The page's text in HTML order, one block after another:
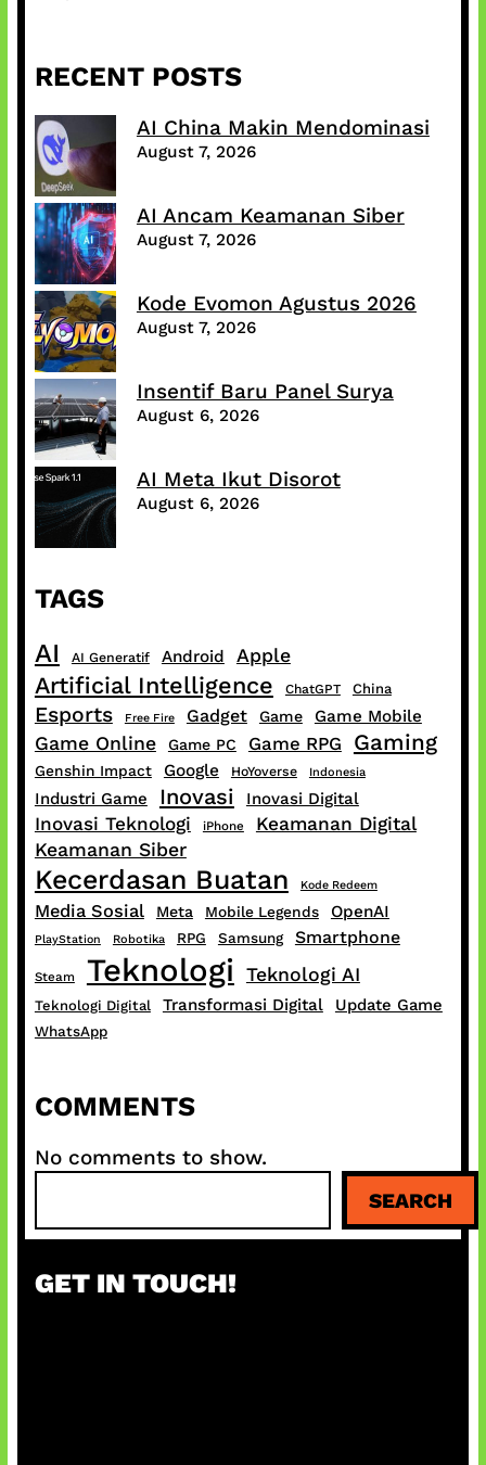
RECENT POSTS
AI China Makin Mendominasi
August 7, 2026
AI Ancam Keamanan Siber
August 7, 2026
Kode Evomon Agustus 2026
August 7, 2026
Insentif Baru Panel Surya
August 6, 2026
AI Meta Ikut Disorot
August 6, 2026
TAGS
AI AI Generatif Android Apple
Artificial Intelligence ChatGPT China
Esports Free Fire Gadget Game Game Mobile
Game Online Game PC Game RPG Gaming
Genshin Impact Google HoYoverse Indonesia
Industri Game Inovasi Inovasi Digital
Inovasi Teknologi iPhone
Keamanan Digital
Keamanan Siber
Kecerdasan Buatan Kode Redeem
Media Sosial Meta Mobile Legends OpenAI
PlayStation Robotika RPG Samsung Smartphone
Steam Teknologi Teknologi AI
Teknologi Digital Transformasi Digital Update Game
WhatsApp
COMMENTS
No comments to show.
a
c
SEARCH
GET IN TOUCH!